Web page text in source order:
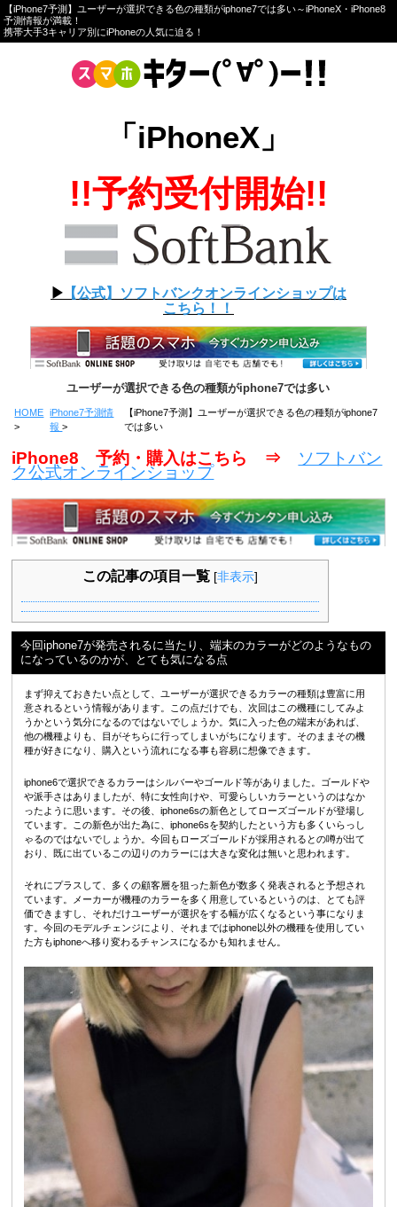
【iPhone7予測】ユーザーが選択できる色の種類がiphone7では多い～iPhoneX・iPhone8
予測情報が満載！
携帯大手3キャリア別にiPhoneの人気に迫る！
「iPhoneX」
!!予約受付開始!!
▶︎ 【公式】ソフトバンクオンラインショップは
こちら！！
ユーザーが選択できる色の種類がiphone7では多い
HOME
iPhone7予測情
報
【iPhone7予測】ユーザーが選択できる色の種類がiphone7
では多い
iPhone8 予約・購入はこちら ⇒ ソフトバン
ク公式オンラインショップ
この記事の項目一覧 [非表示]
今回iphone7が発売されるに当たり、端末のカラーがどのようなもの
になっているのかが、とても気になる点
まず抑えておきたい点として、ユーザーが選択できるカラーの種類は豊富に用
意されるという情報があります。この点だけでも、次回はこの機種にしてみよ
うかという気分になるのではないでしょうか。気に入った色の端末があれば、
他の機種よりも、目がそちらに行ってしまいがちになります。そのままその機
種が好きになり、購入という流れになる事も容易に想像できます。
iphone6で選択できるカラーはシルバーやゴールド等がありました。ゴールドや
や派手さはありましたが、特に女性向けや、可愛らしいカラーというのはなか
ったように思います。その後、iphone6sの新色としてローズゴールドが登場し
ています。この新色が出た為に、iphone6sを契約したという方も多くいらっし
ゃるのではないでしょうか。今回もローズゴールドが採用されるとの噂が出て
おり、既に出ているこの辺りのカラーには大きな変化は無いと思われます。
それにプラスして、多くの顧客層を狙った新色が数多く発表されると予想され
ています。メーカーが機種のカラーを多く用意しているというのは、とても評
価できますし、それだけユーザーが選択をする幅が広くなるという事になりま
す。今回のモデルチェンジにより、それまではiphone以外の機種を使用してい
た方もiphoneへ移り変わるチャンスになるかも知れません。